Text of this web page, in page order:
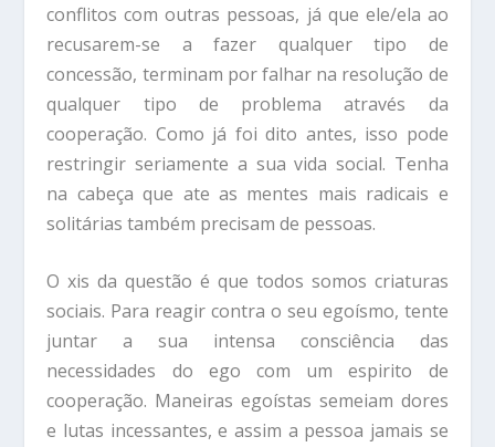
conflitos com outras pessoas, já que ele/ela ao
recusarem-se a fazer qualquer tipo de
concessão, terminam por falhar na resolução de
qualquer tipo de problema através da
cooperação. Como já foi dito antes, isso pode
restringir seriamente a sua vida social. Tenha
na cabeça que ate as mentes mais radicais e
solitárias também precisam de pessoas.
O xis da questão é que todos somos criaturas
sociais. Para reagir contra o seu egoísmo, tente
juntar a sua intensa consciência das
necessidades do ego com um espirito de
cooperação. Maneiras egoístas semeiam dores
e lutas incessantes, e assim a pessoa jamais se